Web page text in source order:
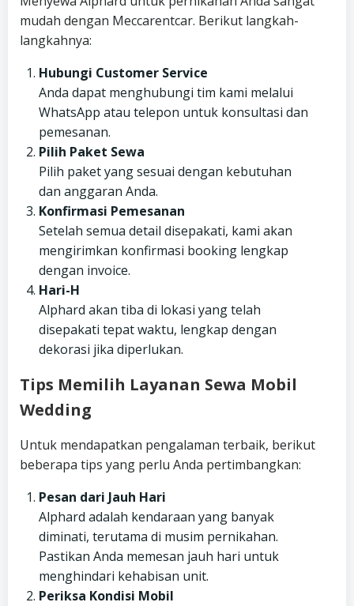
mudah dengan Meccarentcar. Berikut langkah-
langkahnya:
Hubungi Customer Service
Anda dapat menghubungi tim kami melalui
WhatsApp atau telepon untuk konsultasi dan
pemesanan.
Pilih Paket Sewa
Pilih paket yang sesuai dengan kebutuhan
dan anggaran Anda.
Konfirmasi Pemesanan
Setelah semua detail disepakati, kami akan
mengirimkan konfirmasi booking lengkap
dengan invoice.
Hari-H
Alphard akan tiba di lokasi yang telah
disepakati tepat waktu, lengkap dengan
dekorasi jika diperlukan.
Tips Memilih Layanan Sewa Mobil
Wedding
Untuk mendapatkan pengalaman terbaik, berikut
beberapa tips yang perlu Anda pertimbangkan:
Pesan dari Jauh Hari
Alphard adalah kendaraan yang banyak
diminati, terutama di musim pernikahan.
Pastikan Anda memesan jauh hari untuk
menghindari kehabisan unit.
Periksa Kondisi Mobil